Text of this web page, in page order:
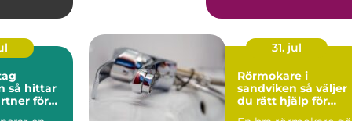
för
31. jul
Rörmokare i
sandviken så väljer
du rätt hjälp för